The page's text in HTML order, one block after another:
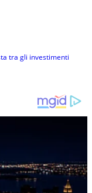
tra gli investimenti